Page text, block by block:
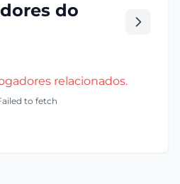
do
relacionados.
to fetch